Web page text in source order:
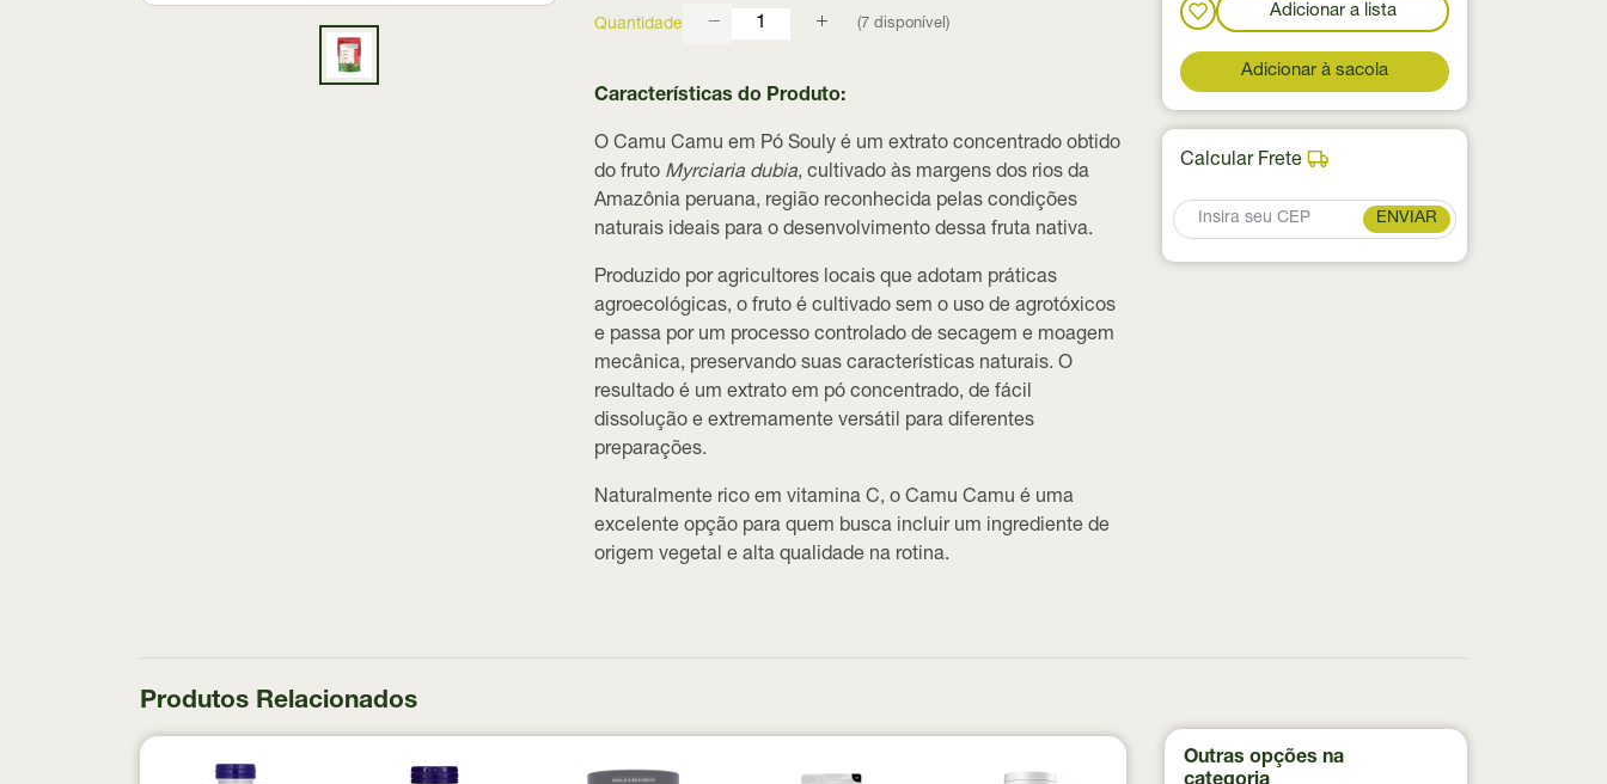
Quantidade (7 disponível)
Características do Produto:
O Camu Camu em Pó Souly é um extrato concentrado obtido
do fruto Myrciaria dubia, cultivado às margens dos rios da
Amazônia peruana, região reconhecida pelas condições
naturais ideais para o desenvolvimento dessa fruta nativa.
Produzido por agricultores locais que adotam práticas
agroecológicas, o fruto é cultivado sem o uso de agrotóxicos
e passa por um processo controlado de secagem e moagem
mecânica, preservando suas características naturais. O
resultado é um extrato em pó concentrado, de fácil
dissolução e extremamente versátil para diferentes
preparações.
Naturalmente rico em vitamina C, o Camu Camu é uma
excelente opção para quem busca incluir um ingrediente de
origem vegetal e alta qualidade na rotina.
Adicionar a lista
Adicionar à sacola
Calcular Frete
ENVIAR
Produtos Relacionados
Outras opções na